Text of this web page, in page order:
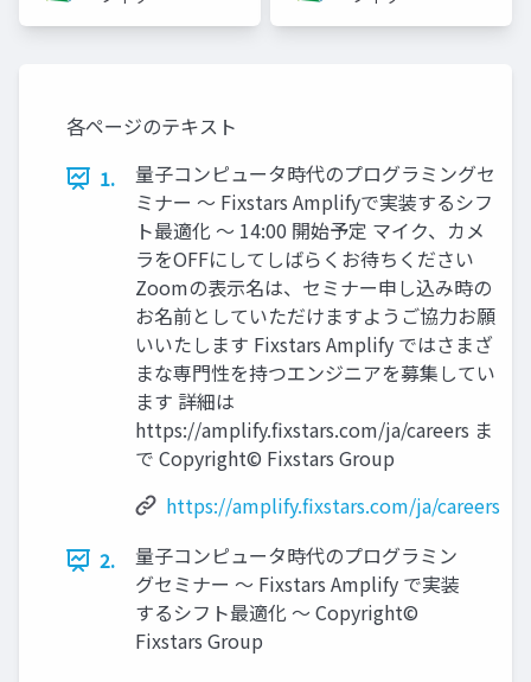
各ページのテキスト
1.
量子コンピュータ時代のプログラミングセ
ミナー ～ Fixstars Amplifyで実装するシフ
ト最適化 ～ 14:00 開始予定 マイク、カメ
ラをOFFにしてしばらくお待ちください
Zoomの表示名は、セミナー申し込み時の
お名前としていただけますようご協力お願
いいたします Fixstars Amplify ではさまざ
まな専門性を持つエンジニアを募集してい
ます 詳細は
https://amplify.fixstars.com/ja/careers ま
で Copyright© Fixstars Group
https://amplify.fixstars.com/ja/careers
2.
量子コンピュータ時代のプログラミン
グセミナー ～ Fixstars Amplify で実装
するシフト最適化 ～ Copyright©
Fixstars Group